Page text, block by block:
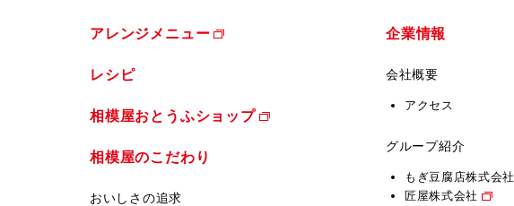
アレンジメニュー
レシピ
相模屋おとうふショップ
相模屋のこだわり
おいしさの追求
企業情報
会社概要
アクセス
グループ紹介
もぎ豆腐店株式会社
匠屋株式会社